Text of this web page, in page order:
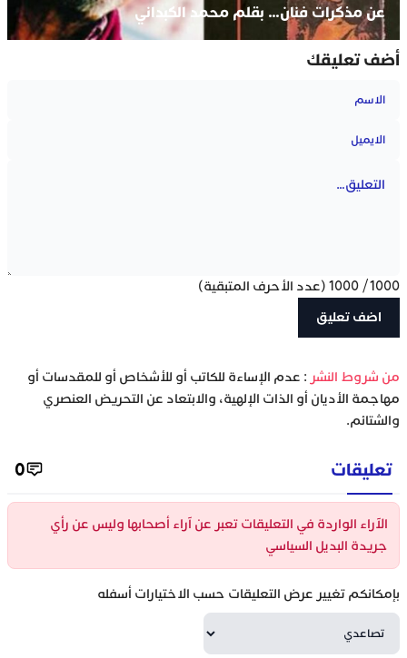
عن مذكرات فنان… بقلم محمد الكبداني
أضف تعليقك
1000
/
1000 (عدد الأحرف المتبقية)
‫من شروط النشر : عدم الإساءة للكاتب أو للأشخاص أو للمقدسات أو
مهاجمة الأديان أو الذات الإلهية، والابتعاد عن التحريض العنصري
والشتائم.
تعليقات 0
الآراء الواردة في التعليقات تعبر عن آراء أصحابها وليس عن رأي
جريدة البديل السياسي
بإمكانكم تغيير عرض التعليقات حسب الاختيارات أسفله